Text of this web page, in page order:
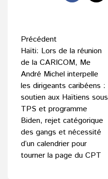
Navigation
d’article
Précédent
Haïti: Lors de la réunion
de la CARICOM, Me
André Michel interpelle
les dirigeants caribéens :
soutien aux Haïtiens sous
TPS et programme
Biden, rejet catégorique
des gangs et nécessité
d’un calendrier pour
tourner la page du CPT